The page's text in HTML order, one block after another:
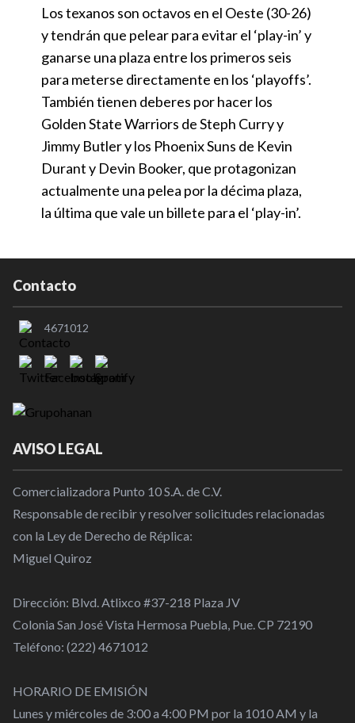
Los texanos son octavos en el Oeste (30-26)
y tendrán que pelear para evitar el ‘play-in’ y
ganarse una plaza entre los primeros seis
para meterse directamente en los ‘playoffs’.
También tienen deberes por hacer los
Golden State Warriors de Steph Curry y
Jimmy Butler y los Phoenix Suns de Kevin
Durant y Devin Booker, que protagonizan
actualmente una pelea por la décima plaza,
la última que vale un billete para el ‘play-in’.
Contacto
4671012
AVISO LEGAL
Comercializadora Punto 10 S.A. de C.V.
Responsable de recibir y resolver solicitudes relacionadas
con la Ley de Derecho de Réplica:
Miguel Quiroz
Dirección: Blvd. Atlixco #37-218 Plaza JV
Colonia San José Vista Hermosa Puebla, Pue. CP 72190
Teléfono: (222) 4671012
HORARIO DE EMISIÓN
Lunes y miércoles de 3:00 a 4:00 PM por la 1010 AM y la